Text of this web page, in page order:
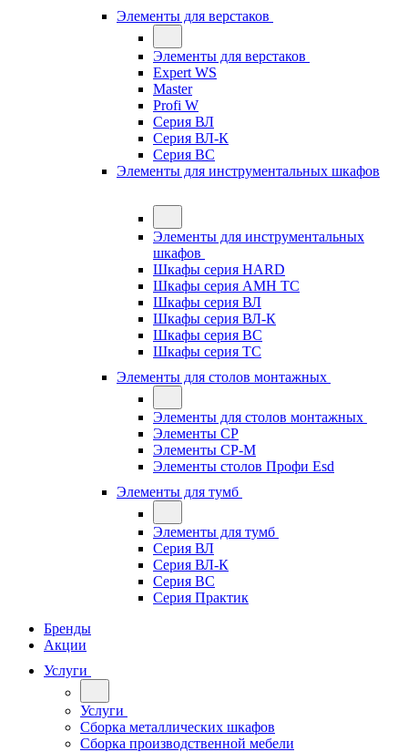
Элементы для верстаков
Элементы для верстаков
Expert WS
Master
Profi W
Серия ВЛ
Серия ВЛ-К
Серия ВС
Элементы для инструментальных шкафов
Элементы для инструментальных
шкафов
Шкафы серия HARD
Шкафы серия АМН ТС
Шкафы серия ВЛ
Шкафы серия ВЛ-К
Шкафы серия ВС
Шкафы серия ТС
Элементы для столов монтажных
Элементы для столов монтажных
Элементы СР
Элементы СР-М
Элементы столов Профи Esd
Элементы для тумб
Элементы для тумб
Серия ВЛ
Серия ВЛ-К
Серия ВС
Серия Практик
Бренды
Акции
Услуги
Услуги
Сборка металлических шкафов
Сборка производственной мебели